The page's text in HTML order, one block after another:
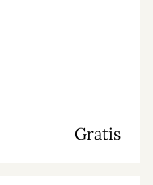
Gratis